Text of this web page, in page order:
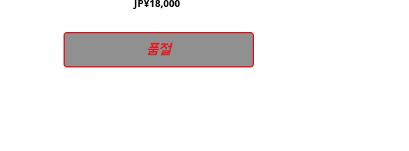
JP¥18,000
품절